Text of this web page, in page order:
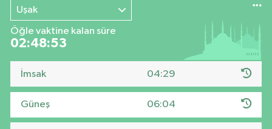
Uşak
Öğle vaktine kalan süre
02:48:52
İmsak 04:29
Güneş 06:04